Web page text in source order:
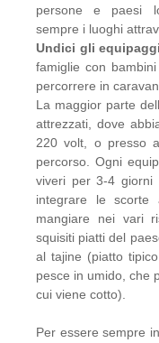
persone e paesi
sempre i luoghi
Undici gli
famiglie con
percorrere in
La maggior parte
attrezzati, dove
220 volt, o presso
percorso. Ogni
viveri per 3-4 giorni
integrare le scorte
mangiare nei vari
squisiti piatti del
al tajine (piatto
pesce in umido, che
cui viene cotto).
Per essere sempre